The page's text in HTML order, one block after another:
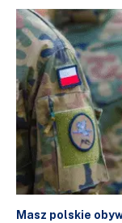
Masz polskie